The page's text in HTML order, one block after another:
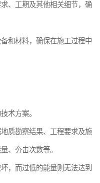
、工期及其他相关细节，确
和材料，确保在施工过程中
术方案。
质勘察结果、工程要求及施
、夯击次数等。
，而过低的能量则无法达到